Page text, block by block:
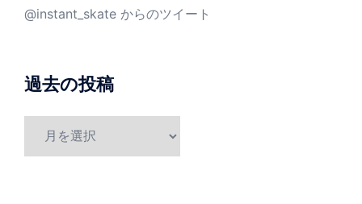
@instant_skate からのツイート
過去の投稿